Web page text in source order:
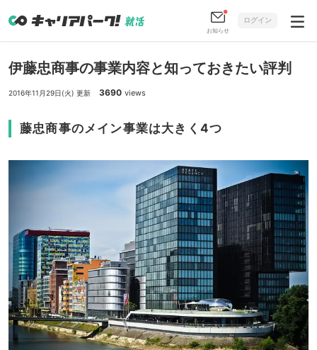
お知らせ
ログイン
伊藤忠商事の事業内容と知っておきたい評判
2016年11月29日(火) 更新 3690 views
藤忠商事のメイン事業は大きく4つ